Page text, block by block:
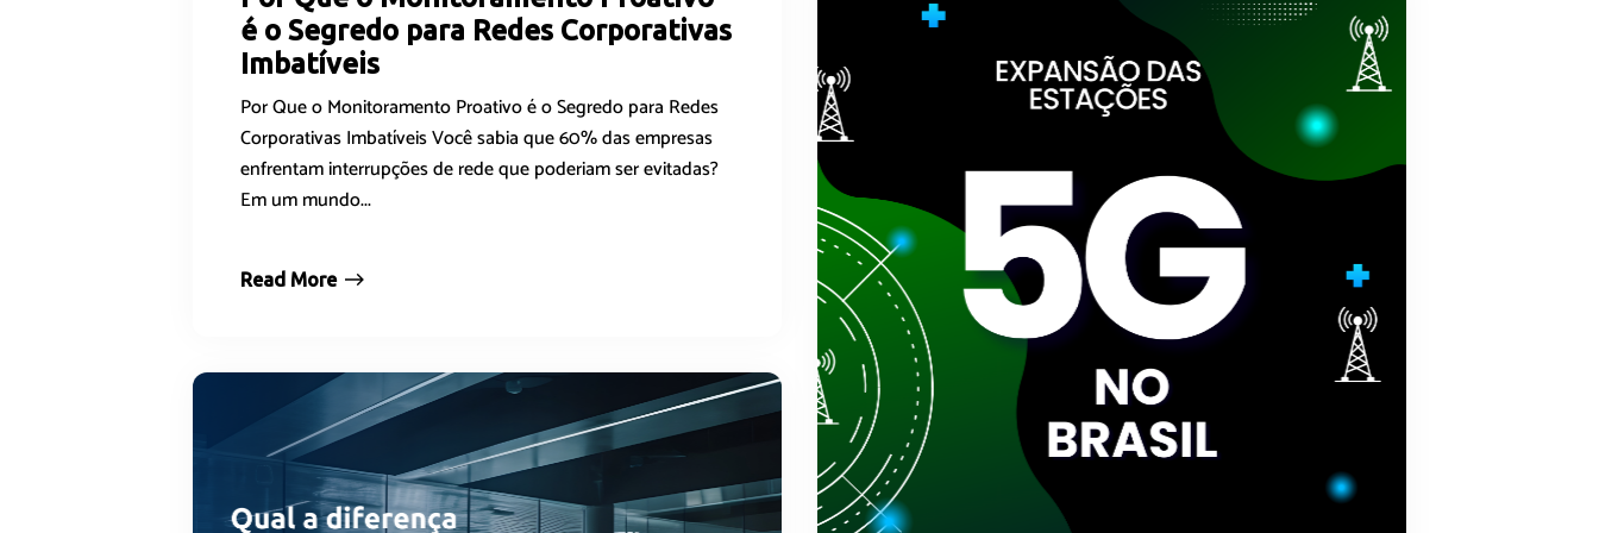
é o Segredo para Redes Corporativas
Imbatíveis
Por Que o Monitoramento Proativo é o Segredo para Redes
Corporativas Imbatíveis Você sabia que 60% das empresas
enfrentam interrupções de rede que poderiam ser evitadas?
Em um mundo...
Read More